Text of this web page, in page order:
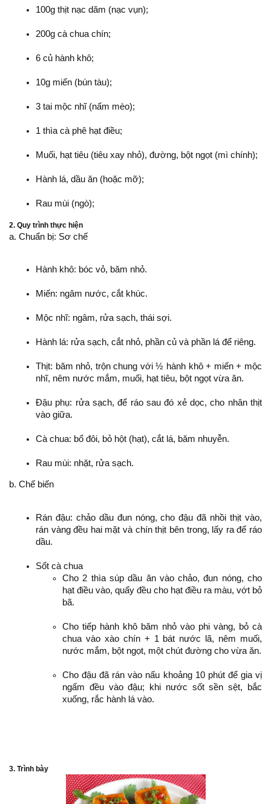
100g thịt nạc dăm (nạc vụn);
200g cà chua chín;
6 củ hành khô;
10g miến (bún tàu);
3 tai mộc nhĩ (nấm mèo);
1 thìa cà phê hạt điều;
Muối, hạt tiêu (tiêu xay nhỏ), đường, bột ngọt (mì chính);
Hành lá, dầu ăn (hoặc mỡ);
Rau mùi (ngò);
2. Quy trình thực hiện
a. Chuẩn bị: Sơ chế
Hành khô: bóc vỏ, băm nhỏ.
Miến: ngâm nước, cắt khúc.
Mộc nhĩ: ngâm, rửa sạch, thái sợi.
Hành lá: rửa sạch, cắt nhỏ, phần củ và phần lá để riêng.
Thịt: băm nhỏ, trộn chung với ½ hành khô + miến + mộc
nhĩ, nêm nước mắm, muối, hạt tiêu, bột ngọt vừa ăn.
Đậu phụ: rửa sạch, để ráo sau đó xẻ dọc, cho nhân thịt
vào giữa.
Cà chua: bổ đôi, bỏ hột (hạt), cắt lá, băm nhuyễn.
Rau mùi: nhặt, rửa sạch.
b. Chế biến
Rán đậu: chảo dầu đun nóng, cho đậu đã nhồi thịt vào,
rán vàng đều hai mặt và chín thịt bên trong, lấy ra để ráo
dầu.
Sốt cà chua
Cho 2 thìa súp dầu ăn vào chảo, đun nóng, cho
hạt điều vào, quấy đều cho hạt điều ra màu, vớt bỏ
bã.
Cho tiếp hành khô băm nhỏ vào phi vàng, bỏ cà
chua vào xào chín + 1 bát nước lã, nêm muối,
nước mắm, bột ngọt, một chút đường cho vừa ăn.
Cho đậu đã rán vào nấu khoảng 10 phút để gia vị
ngấm đều vào đậu; khi nước sốt sền sệt, bắc
xuống, rắc hành lá vào.
3. Trình bày